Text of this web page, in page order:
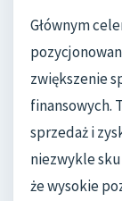
Głównym
zwiększenie
finansowych.
sprzedaż i
niezwykle
że wysokie